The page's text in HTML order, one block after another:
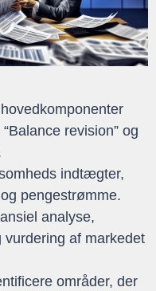
revision” og
indtægter,
pengestrømme.
analyse,
vurdering af markedet
områder, der